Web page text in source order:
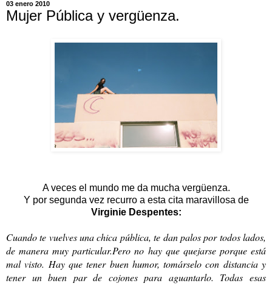
03 enero 2010
Mujer Pública y vergüenza.
A veces el mundo me da mucha vergüenza.
Y por segunda vez recurro a esta cita maravillosa de
Virginie Despentes:
Cuando te vuelves una chica pública, te dan palos por todos lados,
de manera muy particular.Pero no hay que quejarse porque está
mal visto. Hay que tener buen humor, tomárselo con distancia y
tener un buen par de cojones para aguantarlo. Todas esas